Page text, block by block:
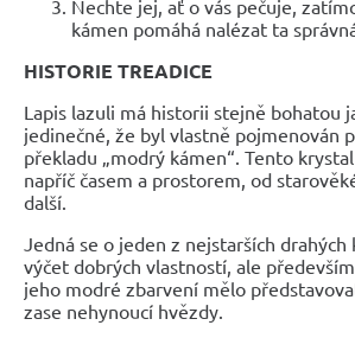
Nechte jej, ať o vás pečuje,
kámen pomáhá nalézat ta
HISTORIE TREADICE
Lapis lazuli má historii stejně bohatou
jedinečné, že byl vlastně pojmenován
překladu „modrý kámen“. Tento
napříč časem a prostorem, od
další.
Jedná se o jeden z nejstarších
výčet dobrých vlastností, ale
jeho modré zbarvení mělo
zase nehynoucí hvězdy.